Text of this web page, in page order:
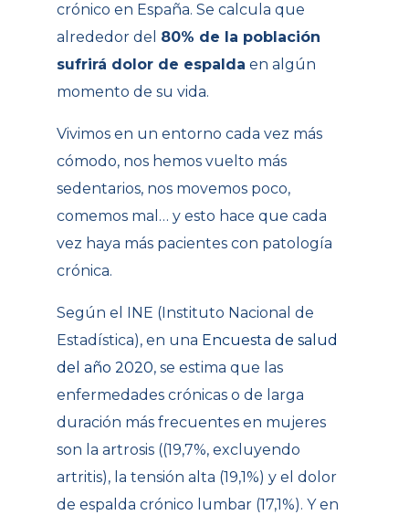
crónico en España. Se calcula que
alrededor del 80% de la población
sufrirá dolor de espalda en algún
momento de su vida.
Vivimos en un entorno cada vez más
cómodo, nos hemos vuelto más
sedentarios, nos movemos poco,
comemos mal… y esto hace que cada
vez haya más pacientes con patología
crónica.
Según el INE (Instituto Nacional de
Estadística), en una Encuesta de salud
del año 2020, se estima que las
enfermedades crónicas o de larga
duración más frecuentes en mujeres
son la artrosis ((19,7%, excluyendo
artritis), la tensión alta (19,1%) y el dolor
de espalda crónico lumbar (17,1%). Y en